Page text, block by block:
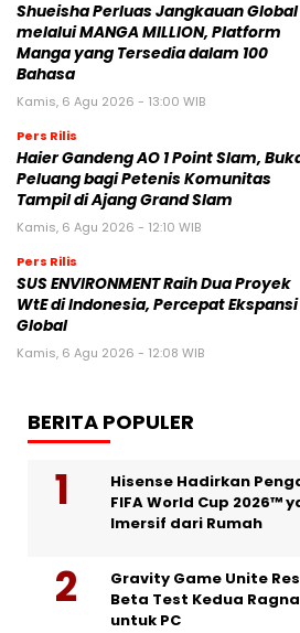
Shueisha Perluas Jangkauan Global
melalui MANGA MILLION, Platform
Manga yang Tersedia dalam 100
Bahasa
Kamis, 6 Agu 2026 - 13:00 WIB
Pers Rilis
Haier Gandeng AO 1 Point Slam,
Peluang bagi Petenis Komunitas
Tampil di Ajang Grand Slam
Kamis, 6 Agu 2026 - 12:10 WIB
Pers Rilis
SUS ENVIRONMENT Raih Dua Proyek
WtE di Indonesia, Percepat Ekspansi
Global
Kamis, 6 Agu 2026 - 12:08 WIB
BERITA POPULER
Hisense Hadirkan
FIFA World Cup 2026™
Imersif dari Rumah
Gravity Game Unite
Beta Test Kedua
untuk PC